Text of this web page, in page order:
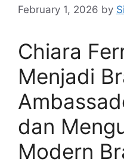
February 1, 2026 by
Chiara
Menjadi
dan
Modern